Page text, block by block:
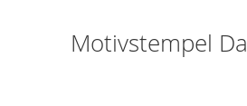
Motivstempel